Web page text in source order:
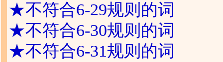
★不符合6-29规则的词
★不符合6-30规则的词
★不符合6-31规则的词